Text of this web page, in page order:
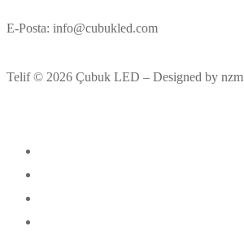
E-Posta: info@cubukled.com
Telif © 2026 Çubuk LED – Designed by nzm